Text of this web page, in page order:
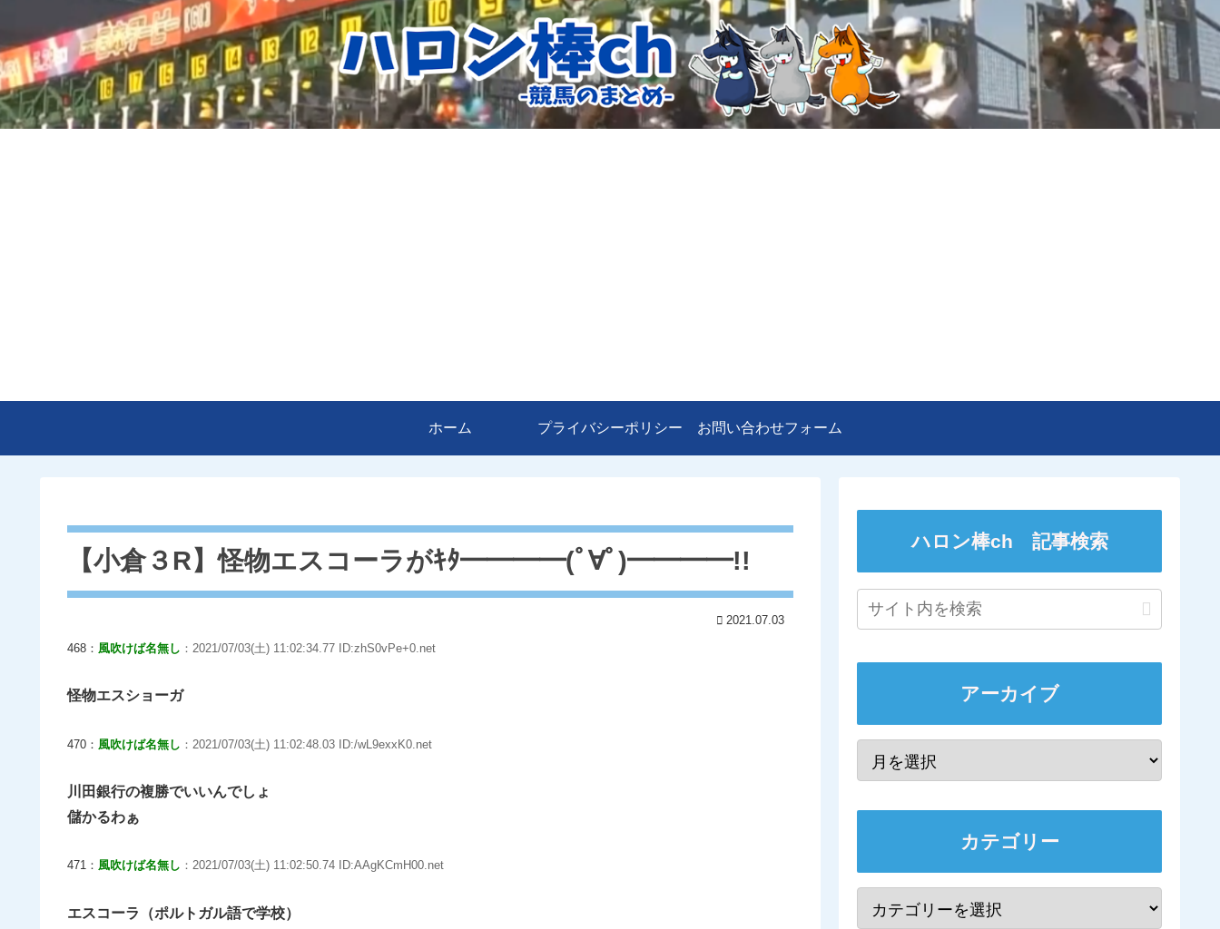
ホーム プライバシーポリシー お問い合わせフォーム
【小倉３R】怪物エスコーラがｷﾀ━━━━(ﾟ∀ﾟ)━━━━!!
2021.07.03
468： 風吹けば名無し ：2021/07/03(土) 11:02:34.77 ID:zhS0vPe+0.net
怪物エスショーガ
470： 風吹けば名無し ：2021/07/03(土) 11:02:48.03 ID:/wL9exxK0.net
川田銀行の複勝でいいんでしょ
儲かるわぁ
471： 風吹けば名無し ：2021/07/03(土) 11:02:50.74 ID:AAgKCmH00.net
エスコーラ（ポルトガル語で学校）
ハロン棒ch 記事検索
アーカイブ
カテゴリー